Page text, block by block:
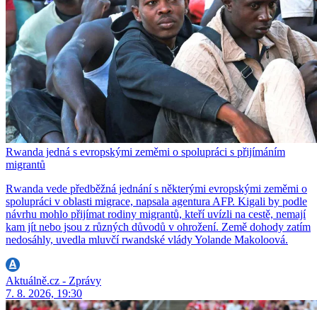
Rwanda jedná s evropskými zeměmi o spolupráci s přijímáním
migrantů
Rwanda vede předběžná jednání s některými evropskými zeměmi o
spolupráci v oblasti migrace, napsala agentura AFP. Kigali by podle
návrhu mohlo přijímat rodiny migrantů, kteří uvízli na cestě, nemají
kam jít nebo jsou z různých důvodů v ohrožení. Země dohody zatím
nedosáhly, uvedla mluvčí rwandské vlády Yolande Makoloová.
Aktuálně.cz - Zprávy
7. 8. 2026, 19:30